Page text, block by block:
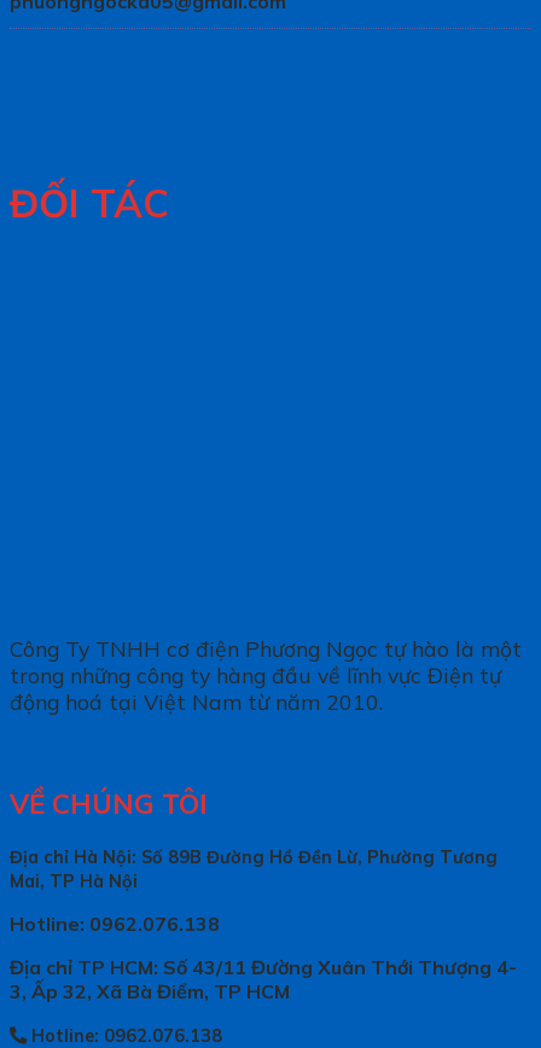
ĐỐI TÁC
Công Ty TNHH cơ điện Phương Ngọc tự hào là một
trong những công ty hàng đầu về lĩnh vực Điện tự
động hoá tại Việt Nam từ năm 2010.
VỀ CHÚNG TÔI
Địa chỉ Hà Nội: Số 89B Đường Hồ Đền Lừ, Phường Tương
Mai, TP Hà Nội
Hotline: 0962.076.138
Địa chỉ TP HCM: Số 43/11 Đường Xuân Thới Thượng 4-
3, Ấp 32, Xã Bà Điểm, TP HCM
Hotline: 0962.076.138